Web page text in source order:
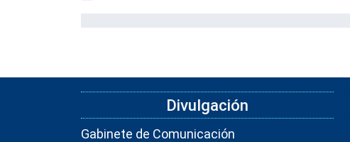
Divulgación
Gabinete de Comunicación